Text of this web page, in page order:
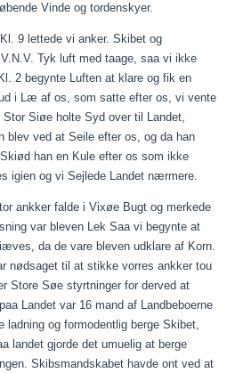
Vinde og tordenskyer.
9 lettede vi anker. Skibet og
Tyk luft medtaage, saa vi ikke
2 begynte Luften at klare og fik en
i Læ af os, som satte efter os, vi vente
StorSiøe holte Syd over til Landet,
blev ved atSeile efter os, og da han
Skiød han en Kule efter os som ikke
igien og vi Sejlede Landet nærmere.
ankker falde iVixøe Bugt ogmerkede
var bleven Lek Saa vi begynte at
, da de vare blevenudklare af Korn.
nødsaget til at stikkevorres ankker tou
Store Søe styrtninger for derved at
paaLandet var 16 mand af Landbeboerne
ladning og formodentlig berge Skibet,
landet gjorde detumuelig at berge
Skibsmandskabet havdeont ved at